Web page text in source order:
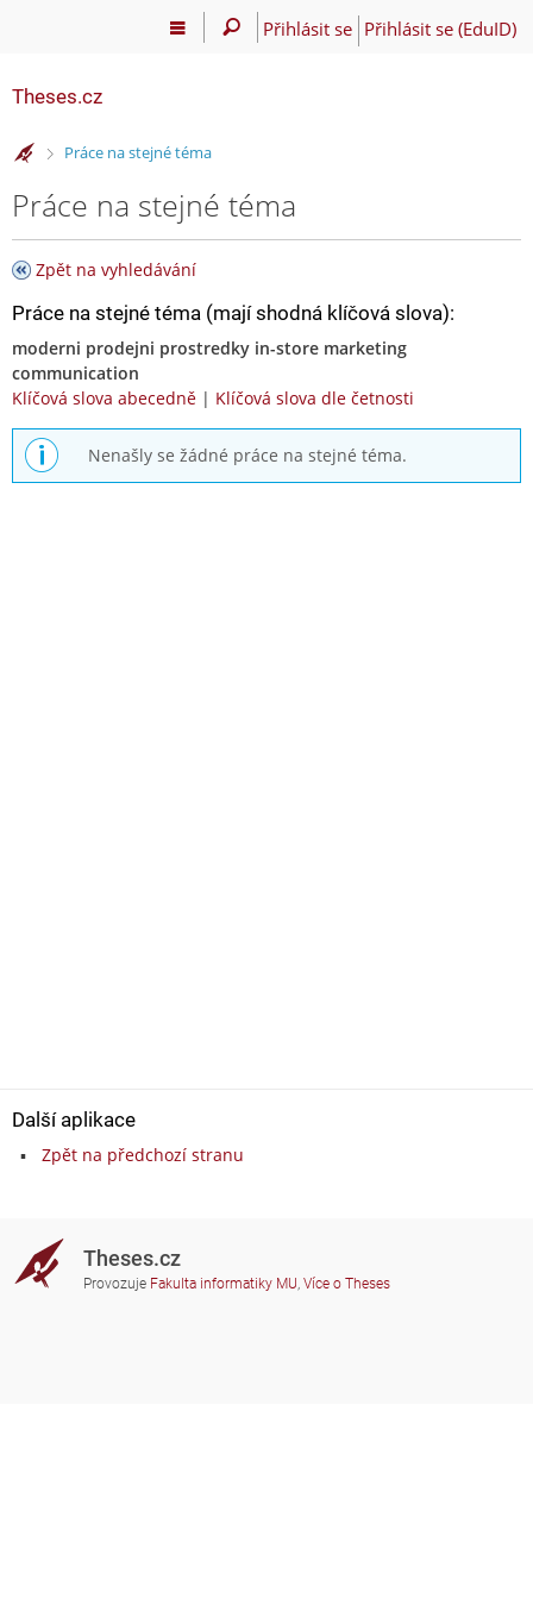
Přihlásit se Přihlásit se (EduID)
Theses.cz
>Práce na stejné téma
Práce na stejné téma
Zpět na vyhledávání
Práce na stejné téma (mají shodná klíčová slova):
moderni prodejni prostredky in-store marketing
communication
Klíčová slova abecedně | Klíčová slova dle četnosti
Nenašly se žádné práce na stejné téma.
Další aplikace
Zpět na předchozí stranu
Theses.cz
Provozuje Fakulta informatiky MU, Více o Theses